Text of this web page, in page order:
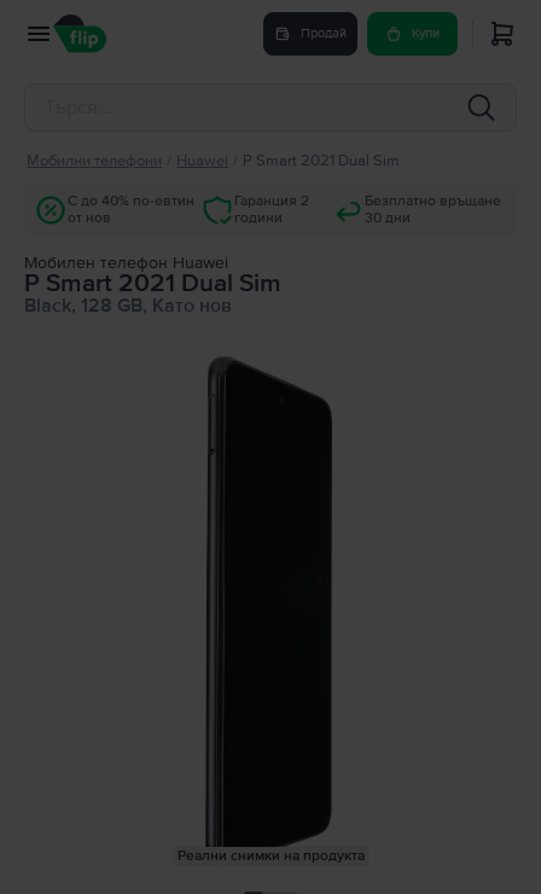
Продай Купи
Мобилни телефони Huawei P Smart 2021 Dual Sim
С до 40% по-евтин
от нов
Гаранция 2
години
Безплатно връщане
30 дни
Мобилен телефон Huawei
P Smart 2021 Dual Sim
Black, 128 GB, Като нов
Реални снимки на продукта